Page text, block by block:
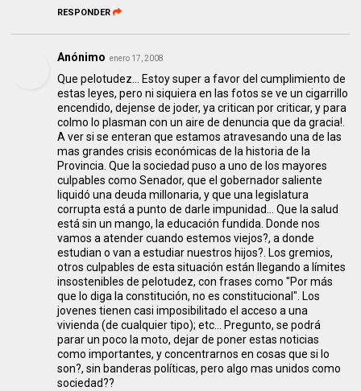
RESPONDER
Anónimo enero 17, 2008
Que pelotudez... Estoy super a favor del cumplimiento de
estas leyes, pero ni siquiera en las fotos se ve un cigarrillo
encendido, dejense de joder, ya critican por criticar, y para
colmo lo plasman con un aire de denuncia que da gracia!.
A ver si se enteran que estamos atravesando una de las
mas grandes crisis económicas de la historia de la
Provincia. Que la sociedad puso a uno de los mayores
culpables como Senador, que el gobernador saliente
liquidó una deuda millonaria, y que una legislatura
corrupta está a punto de darle impunidad... Que la salud
está sin un mango, la educación fundida. Donde nos
vamos a atender cuando estemos viejos?, a donde
estudian o van a estudiar nuestros hijos?. Los gremios,
otros culpables de esta situación están llegando a límites
insostenibles de pelotudez, con frases como "Por más
que lo diga la constitución, no es constitucional". Los
jovenes tienen casi imposibilitado el acceso a una
vivienda (de cualquier tipo); etc... Pregunto, se podrá
parar un poco la moto, dejar de poner estas noticias
como importantes, y concentrarnos en cosas que si lo
son?, sin banderas políticas, pero algo mas unidos como
sociedad??